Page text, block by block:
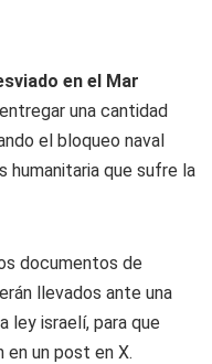
en el Mar
una cantidad
el bloqueo naval
humanitaria que sufre la
documentos de
llevados ante una
ley israelí, para que
en un post en X.